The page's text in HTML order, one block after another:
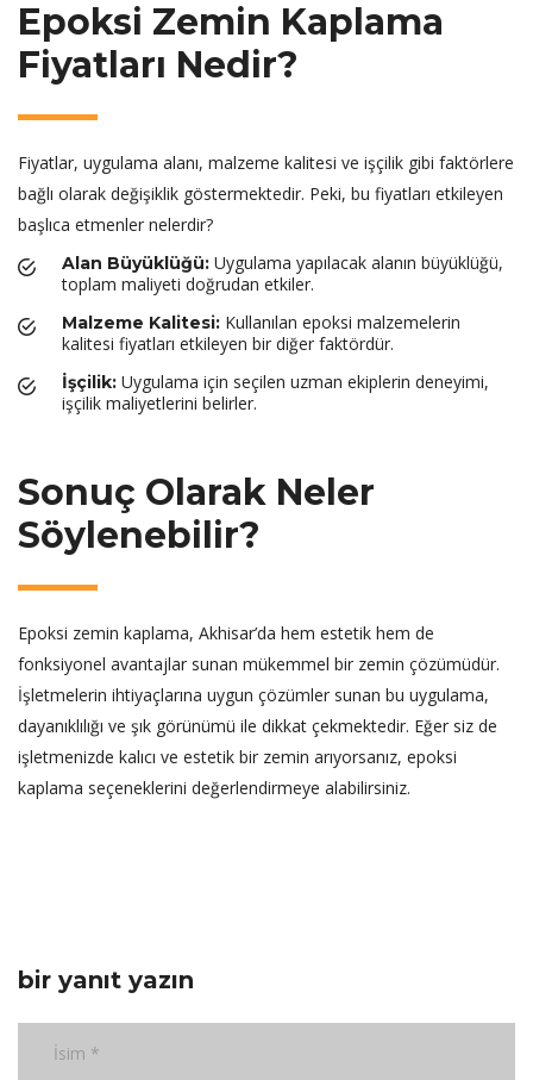
Epoksi Zemin Kaplama
Fiyatları Nedir?
Fiyatlar, uygulama alanı, malzeme kalitesi ve işçilik gibi faktörlere
bağlı olarak değişiklik göstermektedir. Peki, bu fiyatları etkileyen
başlıca etmenler nelerdir?
Alan Büyüklüğü: Uygulama yapılacak alanın büyüklüğü,
toplam maliyeti doğrudan etkiler.
Malzeme Kalitesi: Kullanılan epoksi malzemelerin
kalitesi fiyatları etkileyen bir diğer faktördür.
İşçilik: Uygulama için seçilen uzman ekiplerin deneyimi,
işçilik maliyetlerini belirler.
Sonuç Olarak Neler
Söylenebilir?
Epoksi zemin kaplama, Akhisar’da hem estetik hem de
fonksiyonel avantajlar sunan mükemmel bir zemin çözümüdür.
İşletmelerin ihtiyaçlarına uygun çözümler sunan bu uygulama,
dayanıklılığı ve şık görünümü ile dikkat çekmektedir. Eğer siz de
işletmenizde kalıcı ve estetik bir zemin arıyorsanız, epoksi
kaplama seçeneklerini değerlendirmeye alabilirsiniz.
bir yanıt yazın